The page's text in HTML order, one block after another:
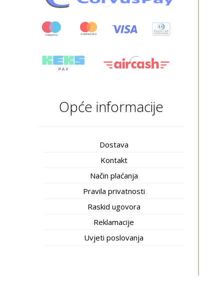
Opće informacije
Dostava
Kontakt
Način plaćanja
Pravila privatnosti
Raskid ugovora
Reklamacije
Uvjeti poslovanja